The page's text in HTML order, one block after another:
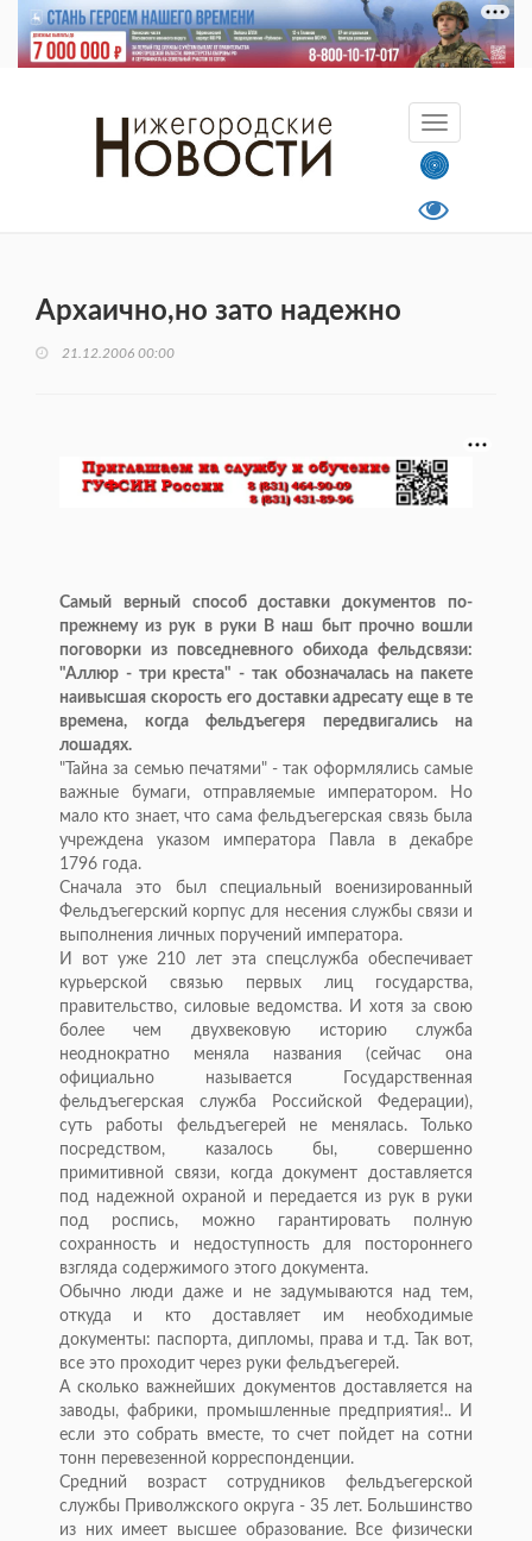
Архаично,но зато надежно
21.12.2006 00:00
Самый верный способ доставки документов по-
прежнему из рук в руки В наш быт прочно вошли
поговорки из повседневного обихода фельдсвязи:
"Аллюр - три креста" - так обозначалась на пакете
наивысшая скорость его доставки адресату еще в те
времена, когда фельдъегеря передвигались на
лошадях.
"Тайна за семью печатями" - так оформлялись самые
важные бумаги, отправляемые императором. Но
мало кто знает, что сама фельдъегерская связь была
учреждена указом императора Павла в декабре
1796 года.
Сначала это был специальный военизированный
Фельдъегерский корпус для несения службы связи и
выполнения личных поручений императора.
И вот уже 210 лет эта спецслужба обеспечивает
курьерской связью первых лиц государства,
правительство, силовые ведомства. И хотя за свою
более чем двухвековую историю служба
неоднократно меняла названия (сейчас она
официально называется Государственная
фельдъегерская служба Российской Федерации),
суть работы фельдъегерей не менялась. Только
посредством, казалось бы, совершенно
примитивной связи, когда документ доставляется
под надежной охраной и передается из рук в руки
под роспись, можно гарантировать полную
сохранность и недоступность для постороннего
взгляда содержимого этого документа.
Обычно люди даже и не задумываются над тем,
откуда и кто доставляет им необходимые
документы: паспорта, дипломы, права и т.д. Так вот,
все это проходит через руки фельдъегерей.
А сколько важнейших документов доставляется на
заводы, фабрики, промышленные предприятия!.. И
если это собрать вместе, то счет пойдет на сотни
тонн перевезенной корреспонденции.
Средний возраст сотрудников фельдъегерской
службы Приволжского округа - 35 лет. Большинство
из них имеет высшее образование. Все физически